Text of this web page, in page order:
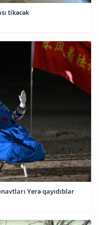
tikəcək
Yerə qayıdıblar